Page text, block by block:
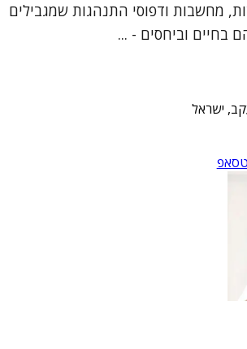
מחשבות ודפוסי התנהגות שמגבילים
בחיים וביחסים - ...